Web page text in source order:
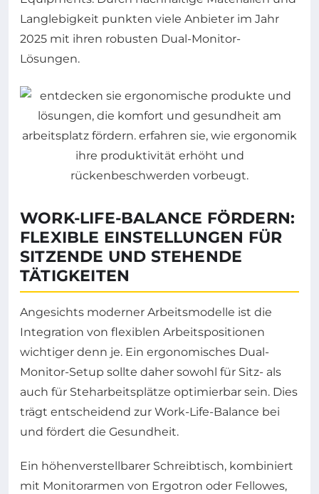
Langlebigkeit punkten viele Anbieter im Jahr
2025 mit ihren robusten Dual-Monitor-
Lösungen.
WORK-LIFE-BALANCE FÖRDERN:
FLEXIBLE EINSTELLUNGEN FÜR
SITZENDE UND STEHENDE
TÄTIGKEITEN
Angesichts moderner Arbeitsmodelle ist die
Integration von flexiblen Arbeitspositionen
wichtiger denn je. Ein ergonomisches Dual-
Monitor-Setup sollte daher sowohl für Sitz- als
auch für Steharbeitsplätze optimierbar sein. Dies
trägt entscheidend zur Work-Life-Balance bei
und fördert die Gesundheit.
Ein höhenverstellbarer Schreibtisch, kombiniert
mit Monitorarmen von Ergotron oder Fellowes,